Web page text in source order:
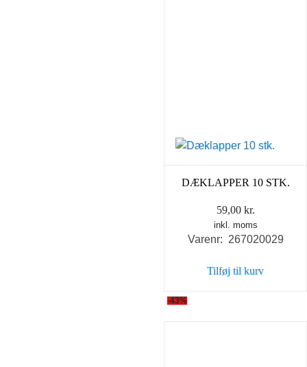
DÆKLAPPER 10 STK.
59,00 kr.
inkl. moms
Varenr: 267020029
Tilføj til kurv
-43%